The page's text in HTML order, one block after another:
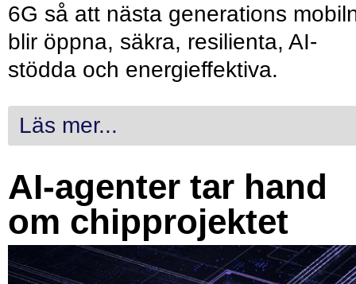
6G så att nästa generations
blir öppna, säkra, resilienta, AI-
stödda och energieffektiva.
Läs mer...
AI-agenter tar hand
om chipprojektet